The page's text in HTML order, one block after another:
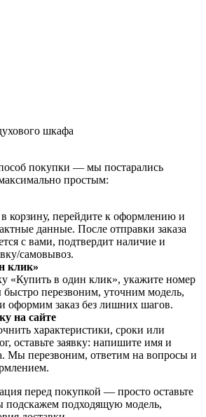
шкафа
покупки — мы постарались
простым:
в корзину, перейдите к оформлению и
данные. После отправки заказа
с вами, подтвердит наличие и
самовывоз.
клик»
«Купить в один клик», укажите номер
перезвоним, уточним модель,
оформим заказ без лишних шагов.
на сайте
характеристики, сроки или
оставьте заявку: напишите имя и
Мы перезвоним, ответим на вопросы и
перед покупкой — просто оставьте
подскажем подходящую модель,